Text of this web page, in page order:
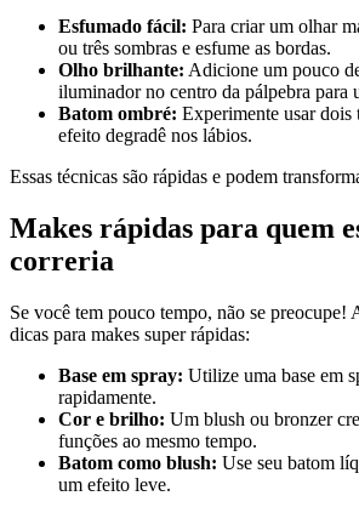
Esfumado fácil: Para criar um olhar
ou três sombras e esfume as bordas.
Olho brilhante: Adicione um pouco
iluminador no centro da pálpebra para
Batom ombré: Experimente usar dois
efeito degradê nos lábios.
Essas técnicas são rápidas e podem
Makes rápidas para quem
correria
Se você tem pouco tempo, não se preocupe!
dicas para makes super rápidas:
Base em spray: Utilize uma base em
rapidamente.
Cor e brilho: Um blush ou bronzer
funções ao mesmo tempo.
Batom como blush: Use seu batom
um efeito leve.